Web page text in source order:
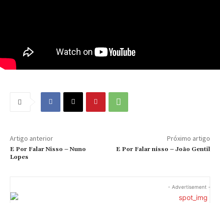
Artigo anterior
E Por Falar Nisso – Nuno
Lopes
Próximo artigo
E Por Falar nisso – João Gentil
- Advertisement -